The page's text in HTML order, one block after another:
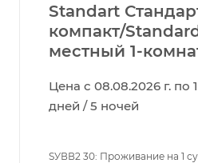
Standart
компакт/
местный 1-
Цена с 08.08.2026 г. по
дней / 5 ночей
SУВВ2 30: Проживание на 1